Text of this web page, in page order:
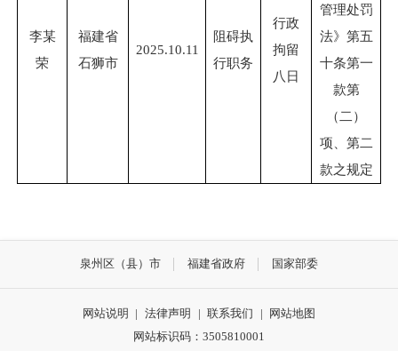
李某
荣
福建省
石狮市
2025.10.11
阻碍执
行职务
行政
拘留
八日
管理处罚
法》第五
十条第一
款第
（二）
项、第二
款之规定
泉州区（县）市 福建省政府 国家部委
网站说明 | 法律声明 | 联系我们 | 网站地图
网站标识码：3505810001